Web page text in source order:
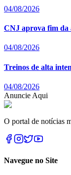
04/08/2026
CNJ aprova fim da
04/08/2026
Treinos de alta
04/08/2026
Anuncie Aqui
O portal de notícias
Navegue no Site